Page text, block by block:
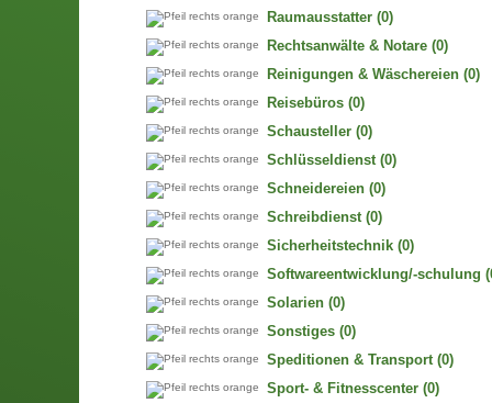
Raumausstatter (0)
Rechtsanwälte & Notare (0)
Reinigungen & Wäschereien (0)
Reisebüros (0)
Schausteller (0)
Schlüsseldienst (0)
Schneidereien (0)
Schreibdienst (0)
Sicherheitstechnik (0)
Softwareentwicklung/-schulung
Solarien (0)
Sonstiges (0)
Speditionen & Transport (0)
Sport- & Fitnesscenter (0)